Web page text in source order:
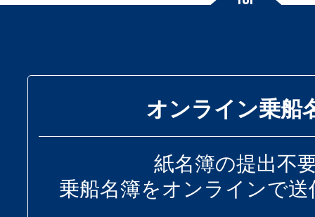
オンライン乗船
紙名簿の提出不
乗船名簿をオンラインで